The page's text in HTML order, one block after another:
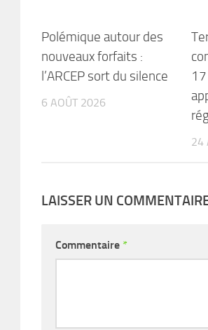
Polémique autour des
nouveaux forfaits :
l’ARCEP sort du silence
6 AOÛT 2026
24
LAISSER UN
Commentaire *